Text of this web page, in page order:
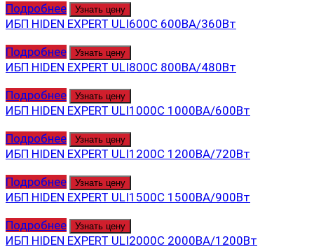
Подробнее
Узнать цену
ИБП HIDEN EXPERT ULI600С 600ВА/360Вт
Подробнее
Узнать цену
ИБП HIDEN EXPERT ULI800C 800ВА/480Вт
Подробнее
Узнать цену
ИБП HIDEN EXPERT ULI1000C 1000ВА/600Вт
Подробнее
Узнать цену
ИБП HIDEN EXPERT ULI1200C 1200ВА/720Вт
Подробнее
Узнать цену
ИБП HIDEN EXPERT ULI1500C 1500ВА/900Вт
Подробнее
Узнать цену
ИБП HIDEN EXPERT ULI2000C 2000ВА/1200Вт